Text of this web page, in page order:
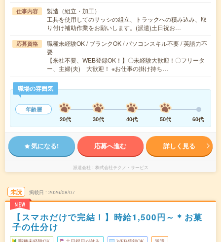
仕事内容
製造（組立・加工）
工具を使用してのサッシの組立、トラックへの積み込み、取
り付け補助作業をお願いします。(派遣)土日祝お…
応募資格
職種未経験OK / ブランクOK / パソコンスキル不要 / 英語力不
要
【来社不要、WEB登録OK！】〇未経験大歓迎！〇フリータ
ー、主婦(夫) 大歓迎！ ※お仕事の掛け持ち…
職場の雰囲気
年齢層
20代
30代 40代 50代 60代
気になる! 応募へ進む 詳しく見る
派遣会社 株式会社テクノ・サービス
未読
NEW
掲載日 2026/08/07
【スマホだけで完結！】時給1,500円～＊お菓
子の仕分け